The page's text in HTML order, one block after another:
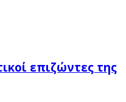
επιζώντες της